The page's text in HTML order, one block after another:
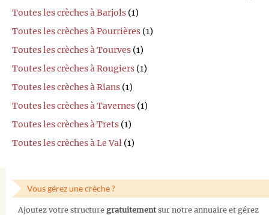
Toutes les crèches à Barjols (1)
Toutes les crèches à Pourrières (1)
Toutes les crèches à Tourves (1)
Toutes les crèches à Rougiers (1)
Toutes les crèches à Rians (1)
Toutes les crèches à Tavernes (1)
Toutes les crèches à Trets (1)
Toutes les crèches à Le Val (1)
Vous gérez une crèche ?
Ajoutez votre structure gratuitementsur notre annuaire et gérez